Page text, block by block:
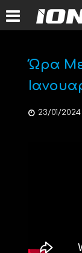
Ώρα
23/01/2024